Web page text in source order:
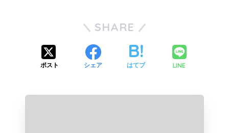
SHARE
ポスト シェア はてブ LINE